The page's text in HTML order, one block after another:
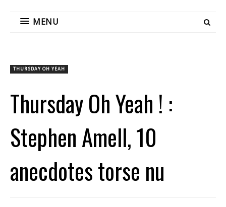
MENU
THURSDAY OH YEAH
Thursday Oh Yeah ! :
Stephen Amell, 10
anecdotes torse nu